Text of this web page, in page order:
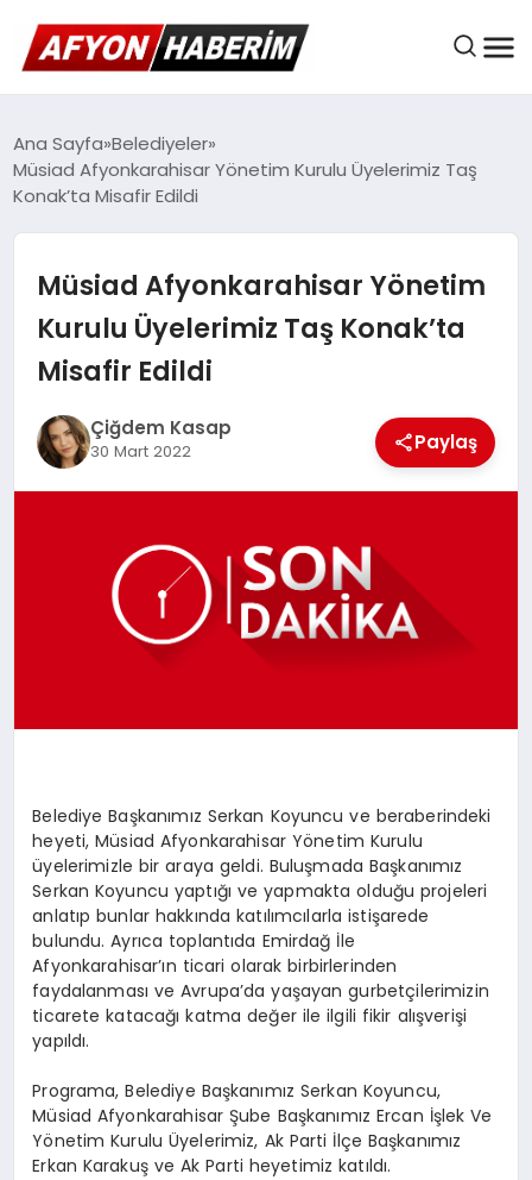
AFYON HABER
GÜNDEM
BELEDIYELER
DÜNYA
TEKNOLOJI
Ana Sayfa Belediyeler
Müsiad Afyonkarahisar Yönetim Kurulu Üyelerimiz Taş
Konak’ta Misafir Edildi
Müsiad Afyonkarahisar Yönetim
Kurulu Üyelerimiz Taş Konak’ta
Misafir Edildi
Çiğdem Kasap
30 Mart 2022 Paylaş
Belediye Başkanımız Serkan Koyuncu ve beraberindeki
heyeti, Müsiad Afyonkarahisar Yönetim Kurulu
üyelerimizle bir araya geldi. Buluşmada Başkanımız
Serkan Koyuncu yaptığı ve yapmakta olduğu projeleri
anlatıp bunlar hakkında katılımcılarla istişarede
bulundu. Ayrıca toplantıda Emirdağ İle
Afyonkarahisar’ın ticari olarak birbirlerinden
faydalanması ve Avrupa’da yaşayan gurbetçilerimizin
ticarete katacağı katma değer ile ilgili fikir alışverişi
yapıldı.
Programa, Belediye Başkanımız Serkan Koyuncu,
Müsiad Afyonkarahisar Şube Başkanımız Ercan İşlek Ve
Yönetim Kurulu Üyelerimiz, Ak Parti İlçe Başkanımız
Erkan Karakuş ve Ak Parti heyetimiz katıldı.